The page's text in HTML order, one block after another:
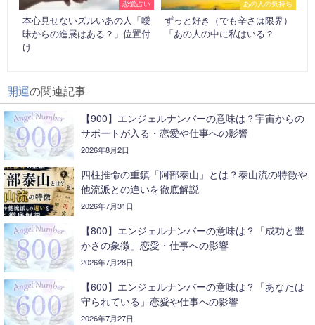
恋愛占い
本心見せないズルいあの人「曖
昧からの進展はある？」位置付
け
あの人の気持ち
ずっと好き（でも辛さは限界）
「あの人の中に私はいる？
開運の関連記事
【900】エンジェルナンバーの意味は？宇宙からの
サポートが入る・恋愛や仕事への影響
2026年8月2日
四柱推命の重鎮「阿部泰山」とは？泰山流の特徴や
他流派との違いを徹底解説
2026年7月31日
【800】エンジェルナンバーの意味は？「成功と豊
かさの象徴」恋愛・仕事への影響
2026年7月28日
【600】エンジェルナンバーの意味は？「あなたは
守られている」恋愛や仕事への影響
2026年7月27日